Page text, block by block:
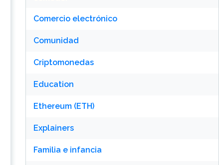
Comercio electrónico
Comunidad
Criptomonedas
Education
Ethereum (ETH)
Explainers
Familia e infancia